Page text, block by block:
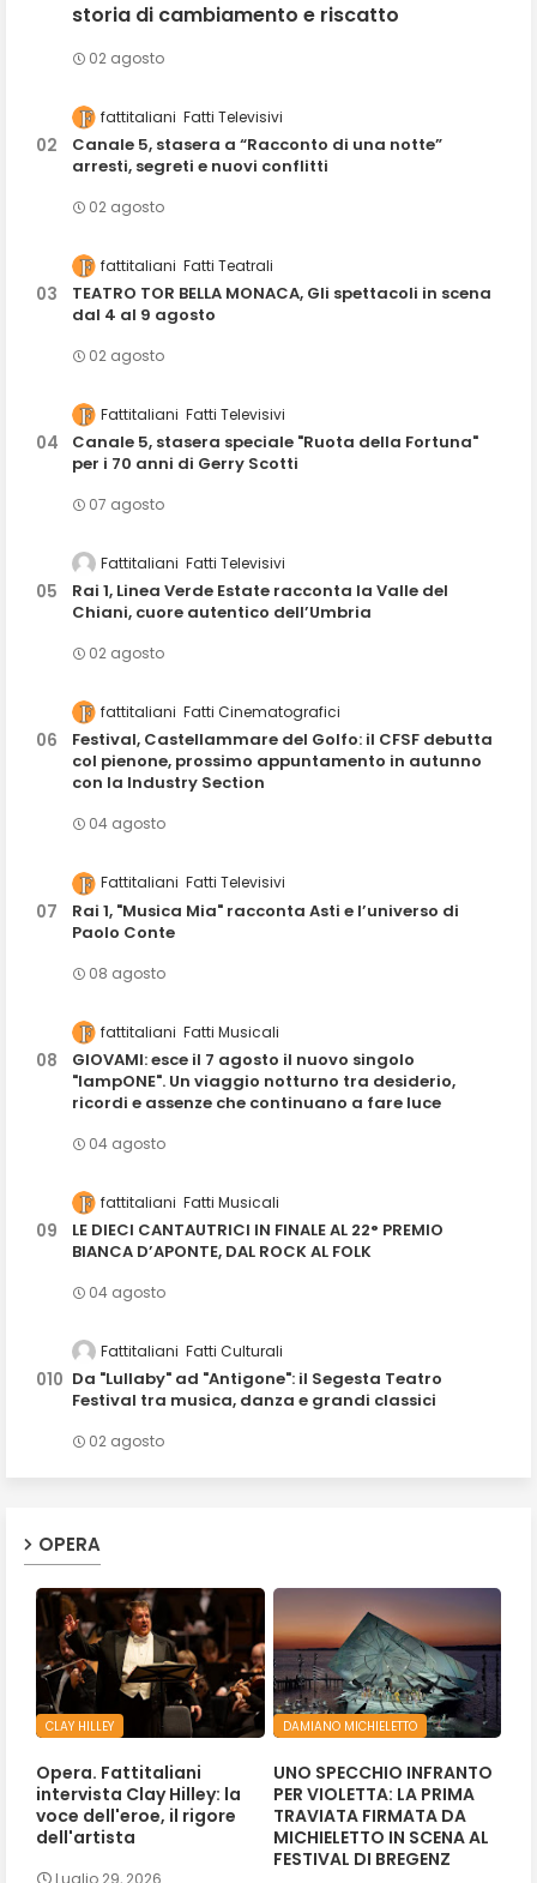
storia di cambiamento e riscatto
02 agosto
fattitaliani Fatti Televisivi
Canale 5, stasera a “Racconto di una notte”
arresti, segreti e nuovi conflitti
02 agosto
fattitaliani Fatti Teatrali
TEATRO TOR BELLA MONACA, Gli spettacoli in scena
dal 4 al 9 agosto
02 agosto
Fattitaliani Fatti Televisivi
Canale 5, stasera speciale "Ruota della Fortuna"
per i 70 anni di Gerry Scotti
07 agosto
Fattitaliani Fatti Televisivi
Rai 1, Linea Verde Estate racconta la Valle del
Chiani, cuore autentico dell’Umbria
02 agosto
fattitaliani Fatti Cinematografici
Festival, Castellammare del Golfo: il CFSF debutta
col pienone, prossimo appuntamento in autunno
con la Industry Section
04 agosto
Fattitaliani Fatti Televisivi
Rai 1, "Musica Mia" racconta Asti e l’universo di
Paolo Conte
08 agosto
fattitaliani Fatti Musicali
GIOVAMI: esce il 7 agosto il nuovo singolo
"lampONE". Un viaggio notturno tra desiderio,
ricordi e assenze che continuano a fare luce
04 agosto
fattitaliani Fatti Musicali
LE DIECI CANTAUTRICI IN FINALE AL 22° PREMIO
BIANCA D’APONTE, DAL ROCK AL FOLK
04 agosto
Fattitaliani Fatti Culturali
Da "Lullaby" ad "Antigone": il Segesta Teatro
Festival tra musica, danza e grandi classici
02 agosto
OPERA
CLAY HILLEY
Opera. Fattitaliani
intervista Clay Hilley: la
voce dell'eroe, il rigore
dell'artista
DAMIANO MICHIELETTO
UNO SPECCHIO INFRANTO
PER VIOLETTA: LA PRIMA
TRAVIATA FIRMATA DA
MICHIELETTO IN SCENA AL
FESTIVAL DI BREGENZ